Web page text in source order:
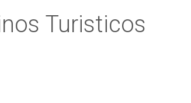
Turisticos